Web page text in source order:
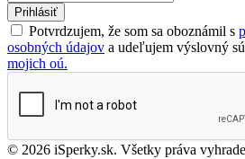
Prihlásiť
Potvrdzujem, že som sa oboznámil s
osobných údajov a udeľujem výslovný
mojich oú.
© 2026 iSperky.sk. Všetky práva